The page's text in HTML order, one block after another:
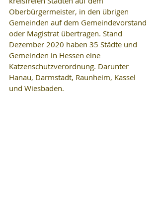
Oberbürgermeister, in den übrigen
Gemeinden auf dem Gemeindevorstand
oder Magistrat übertragen. Stand
Dezember 2020 haben 35 Städte und
Gemeinden in Hessen eine
Katzenschutzverordnung. Darunter
Hanau, Darmstadt, Raunheim, Kassel
und Wiesbaden.